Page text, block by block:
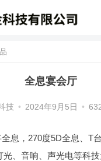
全息宴会厅
技 • 2024年9月5日 •
息，270度5D全息、T
光、音响、声光电等科